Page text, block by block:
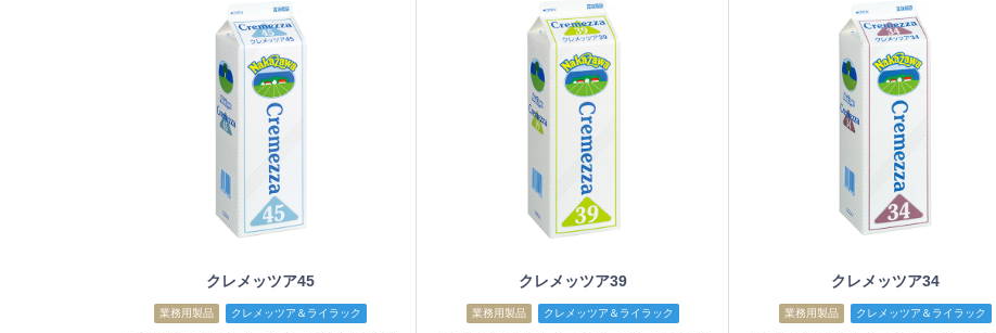
クレメッツア45
業務用製品 クレメッツア＆ライラック
クレメッツア39
業務用製品 クレメッツア＆ライラック
クレメッツア34
業務用製品 クレメッツア＆ライラック